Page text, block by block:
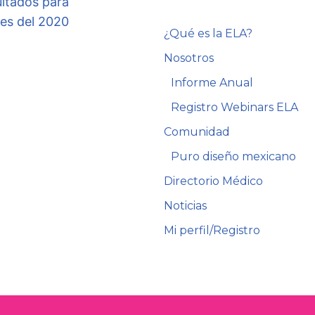
del 2020
¿Qué es la ELA?
Nosotros
Informe Anual
Registro Webinars ELA
Comunidad
Puro diseño mexicano
Directorio Médico
Noticias
Mi perfil/Registro